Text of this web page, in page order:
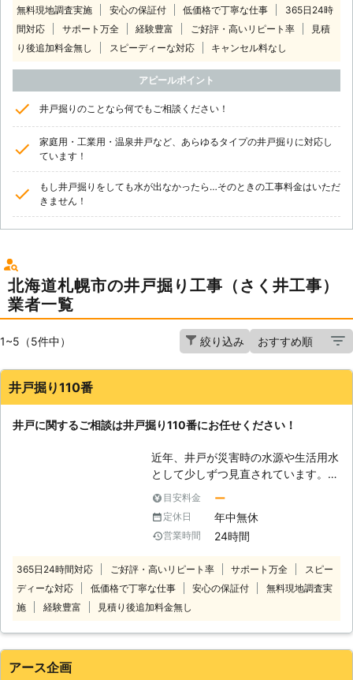
無料現地調査実施 安心の保証付 低価格で丁寧な仕事
365日24時
間対応
サポート万全 経験豊富 ご好評・高いリピート率
見積
り後追加料金無し
スピーディーな対応 キャンセル料なし
アピールポイント
井戸掘りのことなら何でもご相談ください！
家庭用・工業用・温泉井戸など、あらゆるタイプの井戸掘りに対応し
ています！
もし井戸掘りをしても水が出なかったら…そのときの工事料金はいただ
きません！
北海道札幌市の井戸掘り工事（さく井工事）
業者一覧
1~5（5件中） 絞り込み
井戸掘り110番
井戸に関するご相談は井戸掘り110番にお任せください！
近年、井戸が災害時の水源や生活用水
として少しずつ見直されています。
「井戸掘りなんてとうてい自分じゃ無
理だから代わりにお願いしたい」
「家にある井戸を防災用にできない
か？」など 井戸に関するご相談な
い。 井戸掘り110番は、24時間365日
いつでもコールセンターが稼働してお
りますので、お客様のご都合に応じた
す。 コールセンターのスタッフがお
目安料金 ー
定休日 年中無休
営業時間 24時間
365日24時間対応 ご好評・高いリピート率 サポート万全
スピー
ディーな対応
低価格で丁寧な仕事 安心の保証付
無料現地調査実
施
経験豊富 見積り後追加料金無し
アース企画